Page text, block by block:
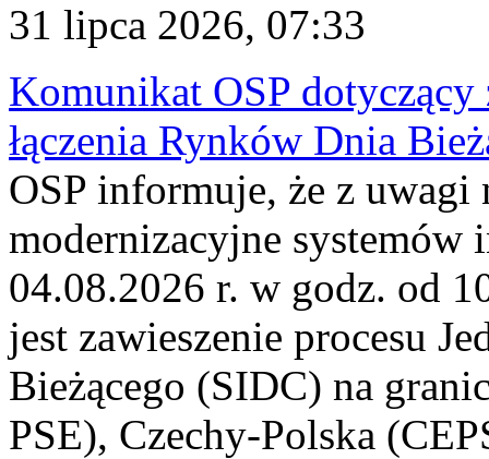
31 lipca 2026, 07:33
Komunikat OSP dotyczący
łączenia Rynków Dnia
OSP informuje, że z uwagi
modernizacyjne
04.08.2026 r. w godz. od
jest zawieszenie procesu
Bieżącego (SIDC) na
PSE), Czechy-Polska